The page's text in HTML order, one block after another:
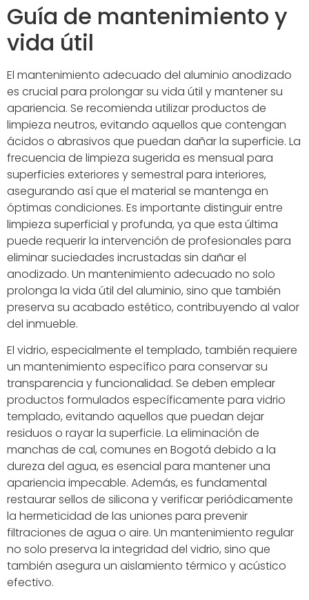
Guía de mantenimiento y
vida útil
El mantenimiento adecuado del aluminio anodizado
es crucial para prolongar su vida útil y mantener su
apariencia. Se recomienda utilizar productos de
limpieza neutros, evitando aquellos que contengan
ácidos o abrasivos que puedan dañar la superficie. La
frecuencia de limpieza sugerida es mensual para
superficies exteriores y semestral para interiores,
asegurando así que el material se mantenga en
óptimas condiciones. Es importante distinguir entre
limpieza superficial y profunda, ya que esta última
puede requerir la intervención de profesionales para
eliminar suciedades incrustadas sin dañar el
anodizado. Un mantenimiento adecuado no solo
prolonga la vida útil del aluminio, sino que también
preserva su acabado estético, contribuyendo al valor
del inmueble.
El vidrio, especialmente el templado, también requiere
un mantenimiento específico para conservar su
transparencia y funcionalidad. Se deben emplear
productos formulados específicamente para vidrio
templado, evitando aquellos que puedan dejar
residuos o rayar la superficie. La eliminación de
manchas de cal, comunes en Bogotá debido a la
dureza del agua, es esencial para mantener una
apariencia impecable. Además, es fundamental
restaurar sellos de silicona y verificar periódicamente
la hermeticidad de las uniones para prevenir
filtraciones de agua o aire. Un mantenimiento regular
no solo preserva la integridad del vidrio, sino que
también asegura un aislamiento térmico y acústico
efectivo.